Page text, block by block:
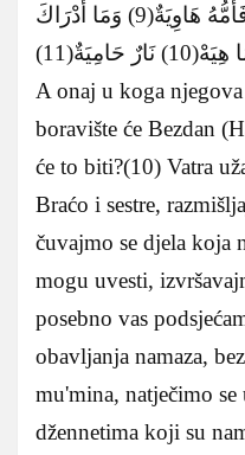
وَأَمَّا مَنْ خَفَّتْ مَوَازِينُهُ(8) فَأُمُّهُ هَاوِيَةٌ(9) وَمَا أَدْرَاكَ
نَارٌ حَامِيَةٌ(11)
A onaj u koga
boravište će Bezdan
će to biti?(10) Vatra
Braćo i sestre,
čuvajmo se djela koja
mogu uvesti,
posebno vas
obavljanja namaza,
mu'mina, natječimo
džennetima koji su